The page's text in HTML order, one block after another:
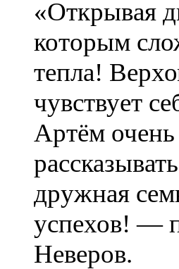
«Открывая
которым
тепла!
чувствует
Артём
дружная
успехов! —
Неверов.